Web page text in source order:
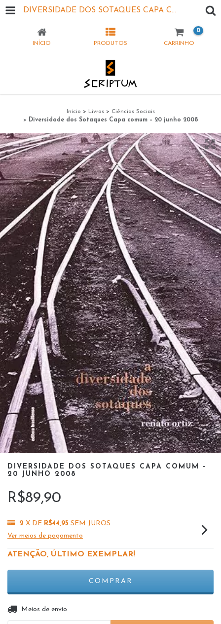
DIVERSIDADE DOS SOTAQUES CAPA COMUM – 20 JUNHO 2008
INÍCIO PRODUTOS CARRINHO
0
Início > Livros > Ciências Sociais
> Diversidade dos Sotaques Capa comum – 20 junho 2008
DIVERSIDADE DOS SOTAQUES CAPA COMUM –
20 JUNHO 2008
R$89,90
2 X DE R$44,95 SEM JUROS
Ver meios de pagamento
ATENÇÃO, ÚLTIMO EXEMPLAR!
Entregas para o CEP:
Meios de envio